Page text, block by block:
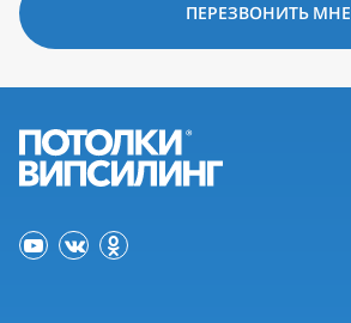
ПЕРЕЗВОНИТЬ МНЕ